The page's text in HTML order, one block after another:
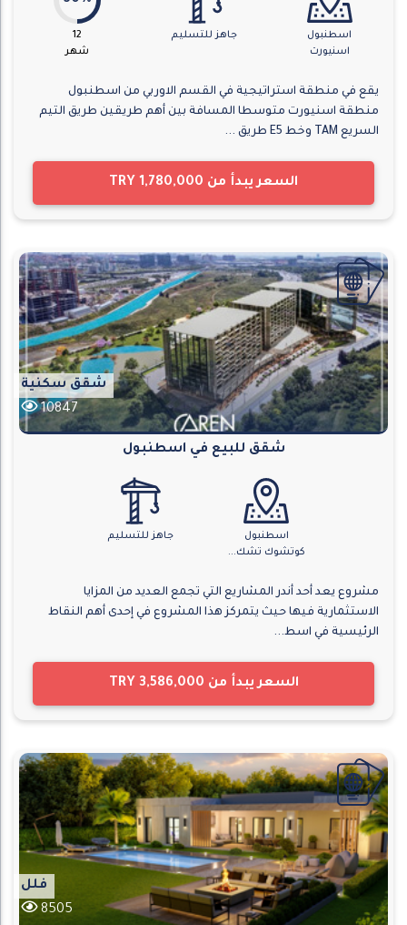
اسطنبول
اسنيورت
جاهز للتسليم
12
شهر
يقع في منطقة استراتيجية في القسم الاوربي من اسطنبول
منطقة اسنيورت متوسطا المسافة بين أهم طريقين طريق التيم
السريع TAM وخط E5 طريق ...
السعر يبدأ من TRY 1,780,000
شقق سكنية
10847
شقق للبيع في اسطنبول
اسطنبول
كوتشوك تشك...
جاهز للتسليم
مشروع يعد أحد أندر المشاريع التي تجمع العديد من المزايا
الاستثمارية فيها حيث يتمركز هذا المشروع في إحدى أهم النقاط
الرئيسية في اسط...
السعر يبدأ من TRY 3,586,000
فلل
8505